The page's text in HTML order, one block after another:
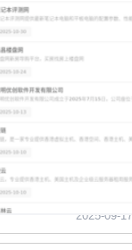
2025-09-17